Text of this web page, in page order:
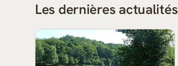
Les dernières actualités